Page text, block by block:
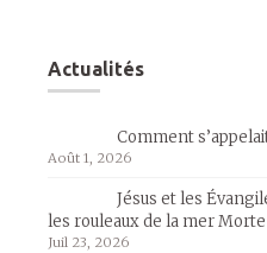
Actualités
Comment
Août 1, 2026
Jésus et les
les rouleaux de la mer
Juil 23, 2026